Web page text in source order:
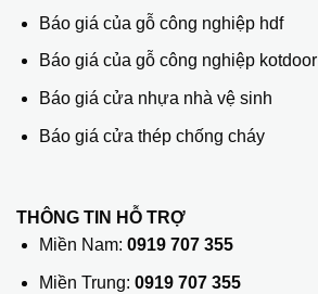
Báo giá của gỗ công nghiệp hdf
Báo giá của gỗ công nghiệp kotdoor
Báo giá cửa nhựa nhà vệ sinh
Báo giá cửa thép chống cháy
THÔNG TIN HỖ TRỢ
Miền Nam: 0919 707 355
Miền Trung: 0919 707 355